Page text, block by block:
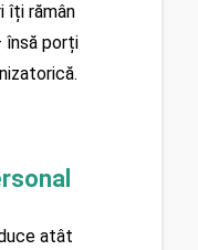
îți rămân
însă porți
atât